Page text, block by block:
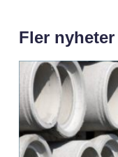
Fler nyheter